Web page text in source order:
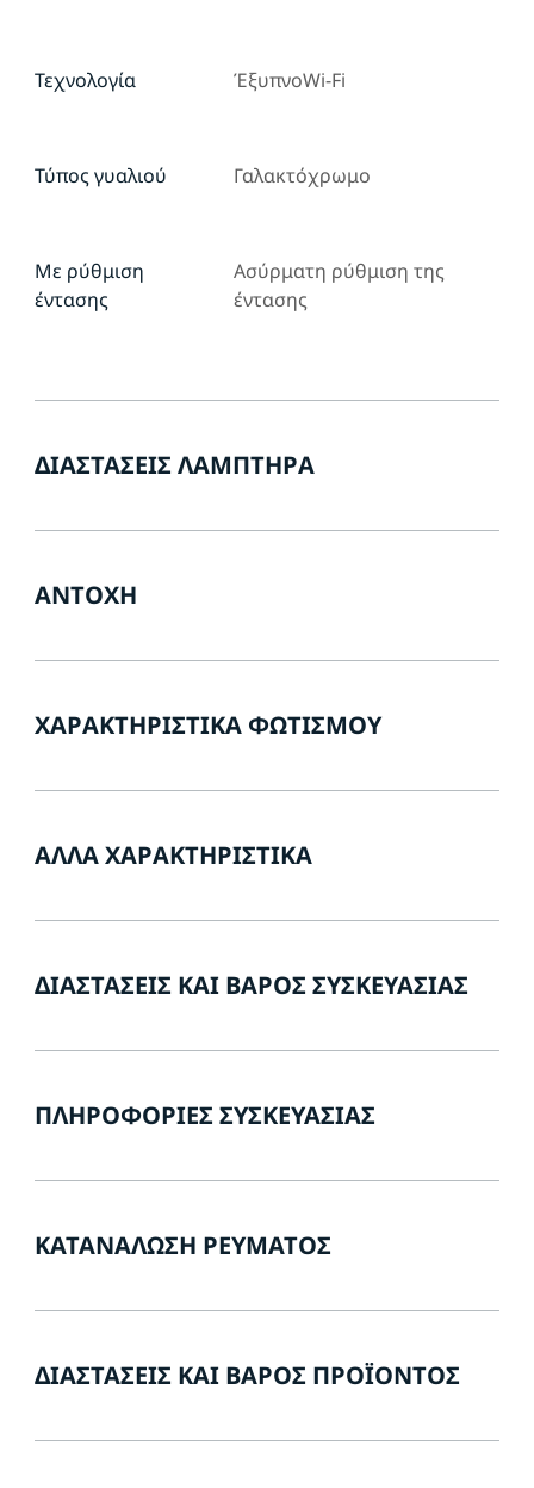
Τεχνολογία ΈξυπνοWi-Fi
Τύπος γυαλιού Γαλακτόχρωμο
Με ρύθμιση
έντασης
Ασύρματη ρύθμιση της
έντασης
ΔΙΑΣΤΆΣΕΙΣ ΛΑΜΠΤΉΡΑ
ΑΝΤΟΧΉ
ΧΑΡΑΚΤΗΡΙΣΤΙΚΆ ΦΩΤΙΣΜΟΎ
ΆΛΛΑ ΧΑΡΑΚΤΗΡΙΣΤΙΚΆ
ΔΙΑΣΤΆΣΕΙΣ ΚΑΙ ΒΆΡΟΣ ΣΥΣΚΕΥΑΣΊΑΣ
ΠΛΗΡΟΦΟΡΊΕΣ ΣΥΣΚΕΥΑΣΊΑΣ
ΚΑΤΑΝΆΛΩΣΗ ΡΕΎΜΑΤΟΣ
ΔΙΑΣΤΆΣΕΙΣ ΚΑΙ ΒΆΡΟΣ ΠΡΟΪΌΝΤΟΣ